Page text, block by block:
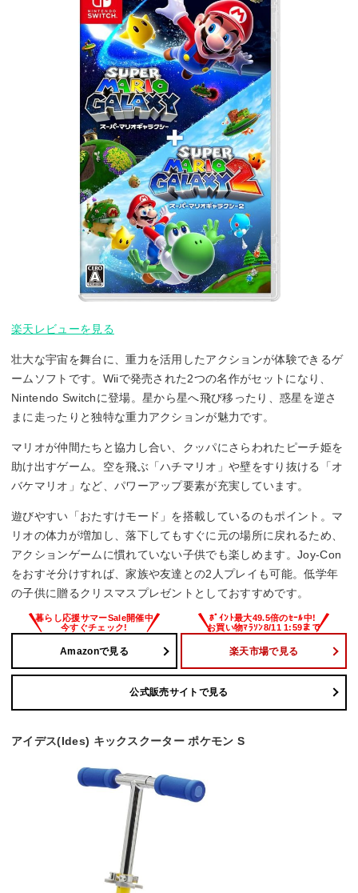
楽天レビューを見る
壮大な宇宙を舞台に、重力を活用したアクションが体験できるゲ
ームソフトです。Wiiで発売された2つの名作がセットになり、
Nintendo Switchに登場。星から星へ飛び移ったり、惑星を逆さ
まに走ったりと独特な重力アクションが魅力です。
マリオが仲間たちと協力し合い、クッパにさらわれたピーチ姫を
助け出すゲーム。空を飛ぶ「ハチマリオ」や壁をすり抜ける「オ
バケマリオ」など、パワーアップ要素が充実しています。
遊びやすい「おたすけモード」を搭載しているのもポイント。マ
リオの体力が増加し、落下してもすぐに元の場所に戻れるため、
アクションゲームに慣れていない子供でも楽しめます。Joy-Con
をおすそ分けすれば、家族や友達との2人プレイも可能。低学年
の子供に贈るクリスマスプレゼントとしておすすめです。
Amazonで見る 楽天市場で見る
公式販売サイトで見る
アイデス(Ides) キックスクーター ポケモン S